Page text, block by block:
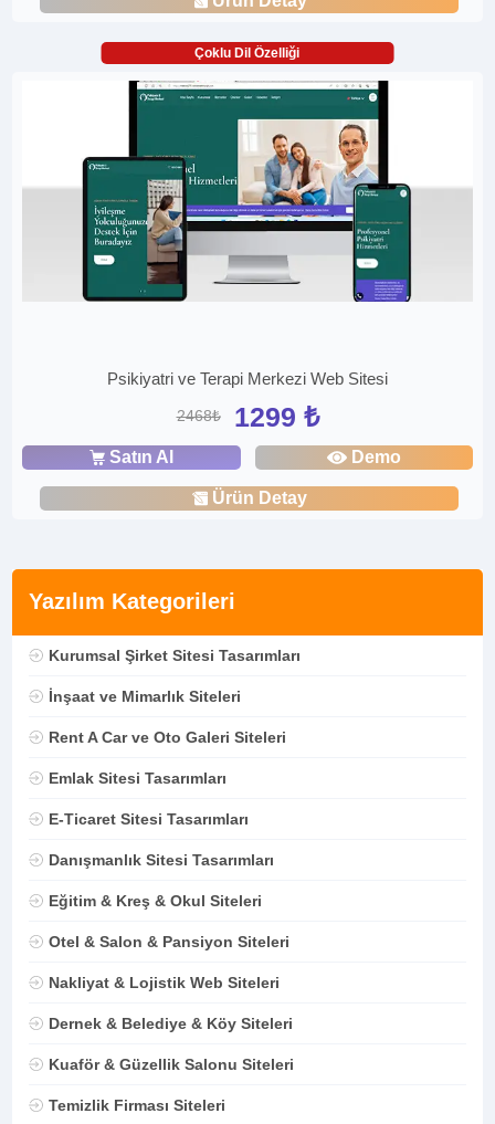
Yazılım Kategorileri
Kurumsal Şirket Sitesi Tasarımları
İnşaat ve Mimarlık Siteleri
Rent A Car ve Oto Galeri Siteleri
Emlak Sitesi Tasarımları
E-Ticaret Sitesi Tasarımları
Danışmanlık Sitesi Tasarımları
Eğitim & Kreş & Okul Siteleri
Otel & Salon & Pansiyon Siteleri
Nakliyat & Lojistik Web Siteleri
Dernek & Belediye & Köy Siteleri
Kuaför & Güzellik Salonu Siteleri
Temizlik Firması Siteleri
Çoklu Dil Özelliği
Psikiyatri ve Terapi Merkezi Web Sitesi
2468₺ 1299 ₺
Satın Al Demo
Ürün Detay